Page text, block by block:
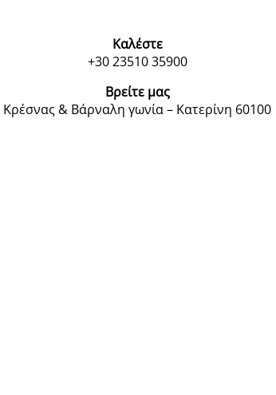
Καλέστε
+30 23510 35900
Βρείτε μας
Κρέσνας & Βάρναλη γωνία – Κατερίνη 60100